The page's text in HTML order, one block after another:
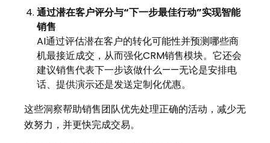
通过潜在客户评分与“下一步最佳行动”实现智能
销售
AI通过评估潜在客户的转化可能性并预测哪些商
机最接近成交，从而强化CRM销售模块。它还会
建议销售代表下一步该做什么——无论是安排电
话、提供演示还是发送定制化优惠。
这些洞察帮助销售团队优先处理正确的活动，减少无
效努力，并更快完成交易。